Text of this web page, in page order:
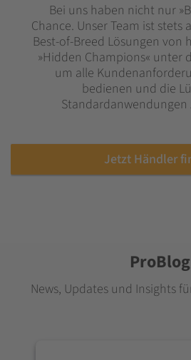
Bei uns haben nicht nur
Chance. Unser Team ist stets
Best-of-Breed Lösungen von
»Hidden Champions« unter
um alle
bedienen und die
Standardanwendungen
Jetzt Händler
ProBlog
News, Updates und Insights